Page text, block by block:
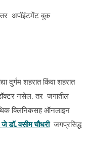
तर अपॉइंटमेंट बुक
दुर्गम शहरात किंवा शहरात
नसेल, तर जगातील
क्लिनिकसह ऑनलाइन
जेडॉ. वसीम चौधरीजगप्रसिद्ध